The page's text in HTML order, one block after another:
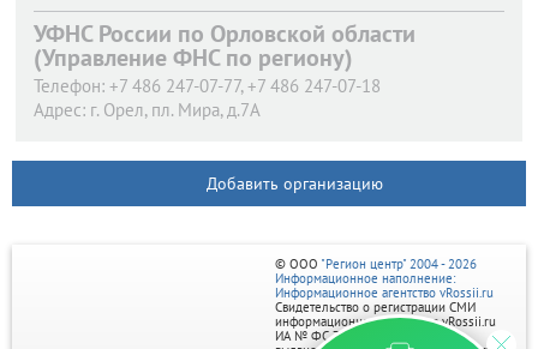
УФНС России по Орловской области
(Управление ФНС по региону)
Телефон: +7 486 247-07-77, +7 486 247-07-18
Адрес: г. Орел, пл. Мира, д.7А
Добавить организацию
© ООО "Регион центр" 2004 - 2026
Информационное наполнение:
Информационное агентство vRossii.ru
Свидетельство о регистрации СМИ
информационного агентства vRossii.ru
ИА № ФС 77‑35502